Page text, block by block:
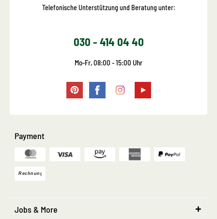
Telefonische Unterstützung und Beratung unter:
030 - 414 04 40
Mo-Fr, 08:00 - 15:00 Uhr
Payment
Jobs & More